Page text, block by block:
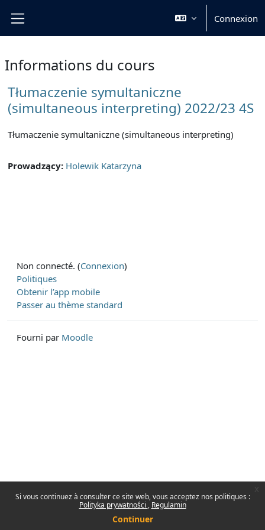
Si vous continuez à consulter ce site web, vous acceptez nos politiques :
Polityka prywatności
Regulamin
Continuer
Connexion
Informations du cours
Tłumaczenie symultaniczne
(simultaneous interpreting) 2022/23 4S
Tłumaczenie symultaniczne (simultaneous interpreting)
Prowadzący: Holewik Katarzyna
Non connecté. (Connexion)
Politiques
Obtenir l’app mobile
Passer au thème standard
Fourni par Moodle